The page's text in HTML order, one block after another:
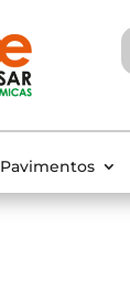
Pavimentos